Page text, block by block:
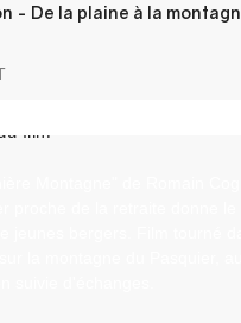
- De la plaine à la